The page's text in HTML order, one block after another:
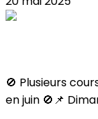
🚫 Plusieurs
en juin 🚫📌